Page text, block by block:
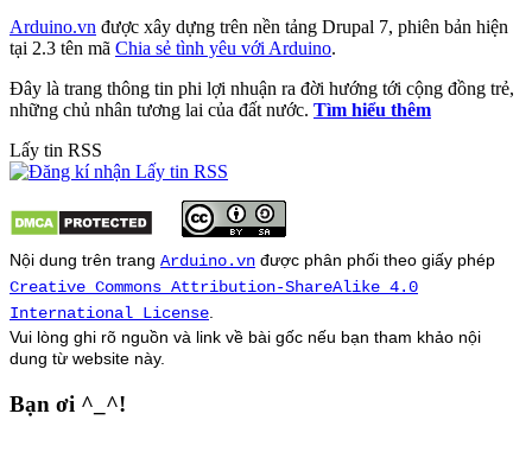
Arduino.vn được xây dựng trên nền tảng Drupal 7, phiên bản hiện
tại 2.3 tên mã Chia sẻ tình yêu với Arduino.
Đây là trang thông tin phi lợi nhuận ra đời hướng tới cộng đồng trẻ,
những chủ nhân tương lai của đất nước. Tìm hiểu thêm
Lấy tin RSS
Nội dung trên trang Arduino.vn được phân phối theo giấy phép
Creative Commons Attribution-ShareAlike 4.0
International License
Vui lòng ghi rõ nguồn và link về bài gốc nếu bạn tham khảo nội
dung từ website này.
Bạn ơi ^_^!